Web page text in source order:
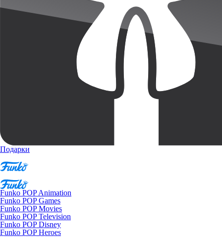
Подарки
Funko POP Animation
Funko POP Games
Funko POP Movies
Funko POP Television
Funko POP Disney
Funko POP Heroes